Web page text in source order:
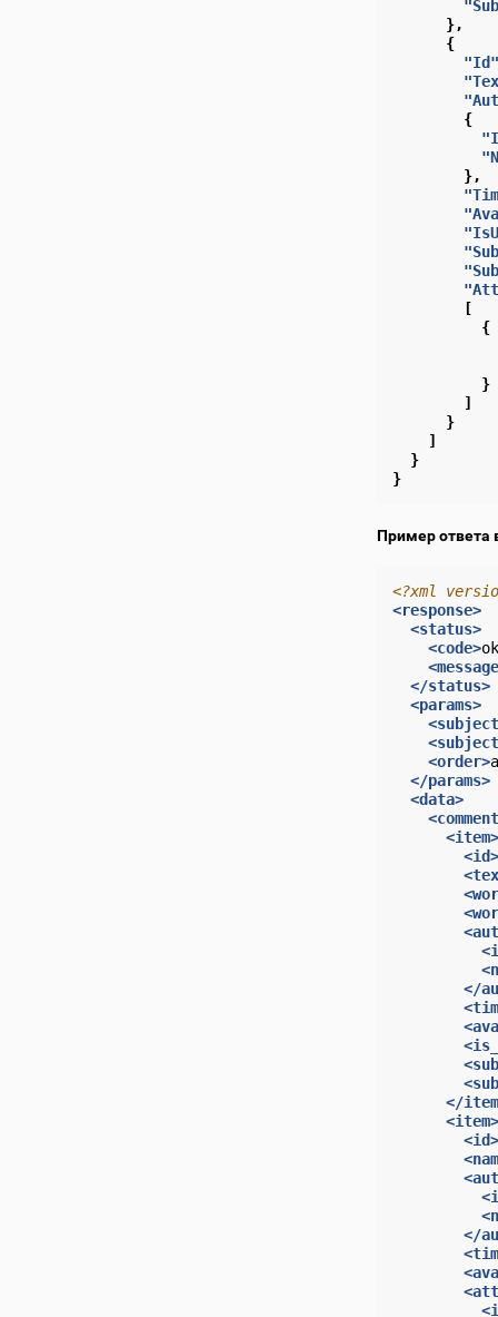
},
{
"Id"
{
},
[
{
}
]
}
]
}
}
Пример ответа
<?xml
<response>
<status>
<code>ok
</status>
<params>
<order>
</params>
<data>
<item>
<id>
</
</
<item>
<id>
</